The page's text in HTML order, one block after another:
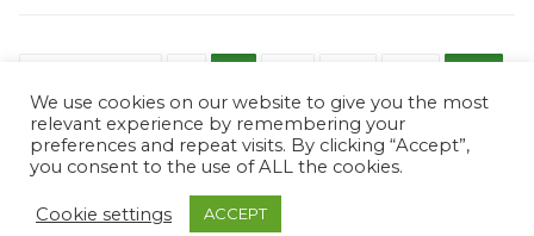
Paginação
dos
conteúdos
© ProScout 2020
We use cookies on our website to give you the most
relevant experience by remembering your
preferences and repeat visits. By clicking “Accept”,
you consent to the use of ALL the cookies.
Cookie settings ACCEPT